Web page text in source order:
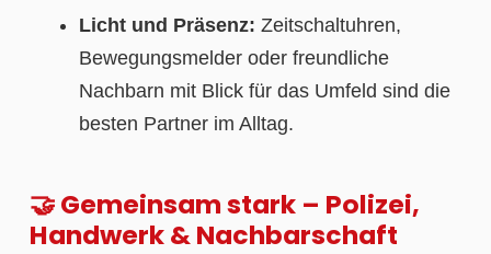
Licht und Präsenz: Zeitschaltuhren,
Bewegungsmelder oder freundliche
Nachbarn mit Blick für das Umfeld sind die
besten Partner im Alltag.
🤝 Gemeinsam stark – Polizei,
Handwerk & Nachbarschaft